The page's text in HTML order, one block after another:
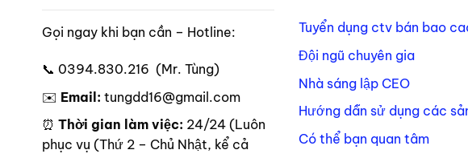
Gọi ngay khi bạn cần – Hotline:
📞 0394.830.216 (Mr. Tùng)
✉️ Email: tungdd16@gmail.com
⏰ Thời gian làm việc: 24/24 (Luôn
phục vụ (Thứ 2 – Chủ Nhật, kể cả
Tuyển dụng ctv bán bao
Đội ngũ chuyên gia
Nhà sáng lập CEO
Hướng dẫn sử dụng các
Có thể bạn quan tâm